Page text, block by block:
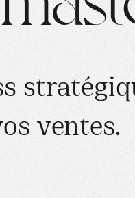
s stratégiq
os ventes.